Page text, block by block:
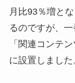
月比93％増と
るのですが、
「関連コンテ
に設置しました